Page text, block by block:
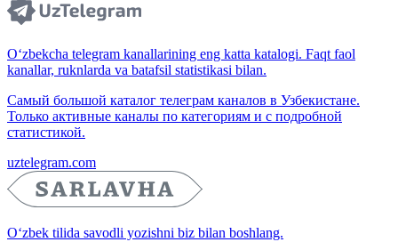
O‘zbekcha telegram kanallarining eng katta katalogi. Faqt faol
kanallar, ruknlarda va batafsil statistikasi bilan.
Самый большой каталог телеграм каналов в Узбекистане.
Только активные каналы по категориям и с подробной
статистикой.
uztelegram.com
O‘zbek tilida savodli yozishni biz bilan boshlang.